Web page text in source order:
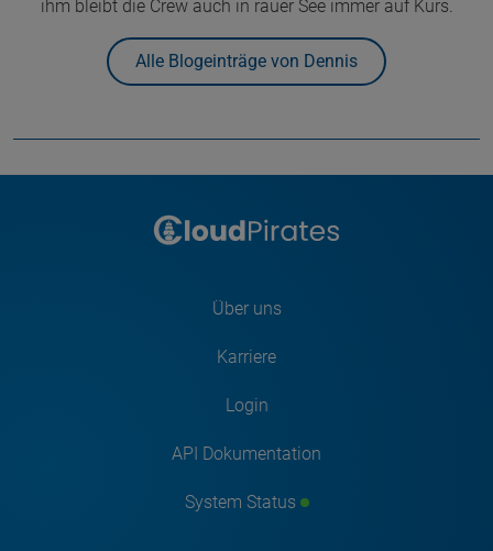
ihm bleibt die Crew auch in rauer See immer auf Kurs.
Alle Blogeinträge von Dennis
Über uns
Karriere
Login
API Dokumentation
System Status